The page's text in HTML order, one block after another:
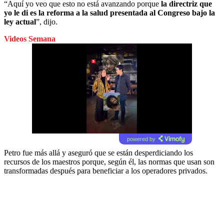
“Aquí yo veo que esto no está avanzando porque la directriz que
yo le di es la reforma a la salud presentada al Congreso bajo la
ley actual”, dijo.
Videos Semana
powered by
Petro fue más allá y aseguró que se están desperdiciando los
recursos de los maestros porque, según él, las normas que usan son
transformadas después para beneficiar a los operadores privados.